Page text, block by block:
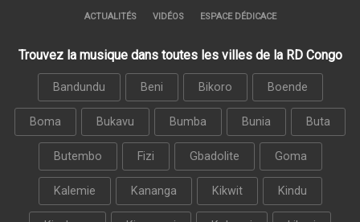
ACTUALITÉS VIDÉOS ESPACE DÉDICACE
Trouvez la musique dans toutes les villes de la RD Congo
Bandundu Beni Bikoro Boende
Boma Bukavu Bumba Bunia Buta
Butembo Fizi Gbadolite Goma
Kalemie Kananga Kikwit Kindu